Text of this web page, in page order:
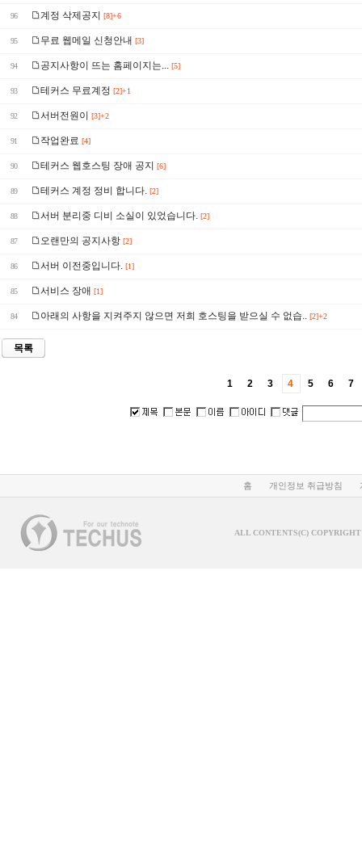
96 계정 삭제공지 [8]+6
95 무료 웹메일 신청안내 [3]
94 공지사항이 뜨는 홈페이지는... [5]
93 테커스 무료계정 [2]+1
92 서버전원이 [3]+2
91 작업완료 [4]
90 테커스 웹호스팅 장애 공지 [6]
89 테커스 계정 정비 합니다. [2]
88 서버 분리중 디비 소실이 있었습니다. [2]
87 오랜만의 공지사항 [2]
86 서버 이전중입니다. [1]
85 서비스 장애 [1]
84 아래의 사항을 지켜주지 않으면 저희 호스팅을 받으실 수 없습.. [2]+2
목록
1 2 3 4 5 6 7
홈 개인정보 취급방침
ALL CONTENTS(C)